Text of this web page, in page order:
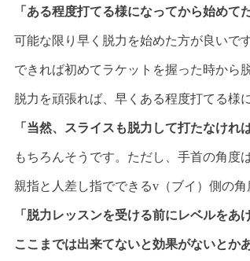
「ある程度打てる様になってから始めて
可能な限り早く脱力を始めた方が良いです
できれば初めてラケットを握った時から
脱力を頑張れば、早くある程度打てる様
「当然、スライスも脱力して打たなけれ
もちろんそうです。ただし、手首の角度
親指と人差し指でできるv（ブイ）側の角
「脱力レッスンを受ける前にレベルをあ
ここまでは出来てないと効果がないとか